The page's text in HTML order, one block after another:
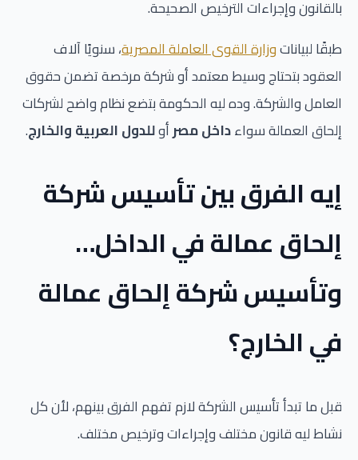
بالقانون وإجراءات الترخيص الصحيحة.
طبقًا لبياناتوزارة القوى العاملة المصرية، سنويًا آلاف
العقود بتحتاج وسيط معتمد أو شركة مرخصة تضمن حقوق
العامل والشركة. وده ليه الحكومة بتضع نظام واضح لشركات
إلحاق العمالة سواءداخل مصرأوللدول العربية والخارج.
إيه الفرق بين تأسيس شركة
إلحاق عمالة في الداخل…
وتأسيس شركة إلحاق عمالة
في الخارج؟
قبل ما تبدأ تأسيس الشركة لازم تفهم الفرق بينهم، لأن كل
نشاط ليه قانون مختلف وإجراءات وترخيص مختلف.